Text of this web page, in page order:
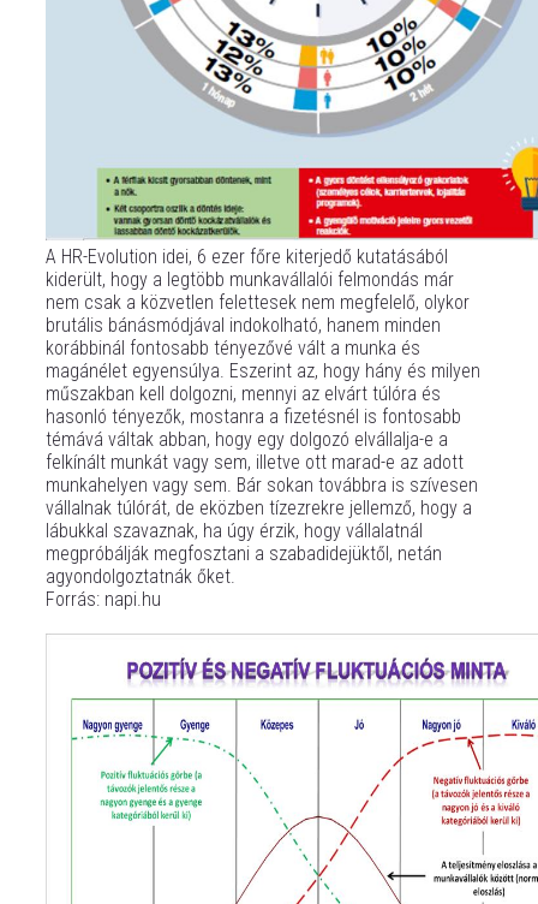
A HR-Evolution idei, 6 ezer főre kiterjedő kutatásából
kiderült, hogy a legtöbb munkavállalói felmondás már
nem csak a közvetlen felettesek nem megfelelő, olykor
brutális bánásmódjával indokolható, hanem minden
korábbinál fontosabb tényezővé vált a munka és
magánélet egyensúlya. Eszerint az, hogy hány és milyen
műszakban kell dolgozni, mennyi az elvárt túlóra és
hasonló tényezők, mostanra a fizetésnél is fontosabb
témává váltak abban, hogy egy dolgozó elvállalja-e a
felkínált munkát vagy sem, illetve ott marad-e az adott
munkahelyen vagy sem. Bár sokan továbbra is szívesen
vállalnak túlórát, de eközben tízezrekre jellemző, hogy a
lábukkal szavaznak, ha úgy érzik, hogy vállalatnál
megpróbálják megfosztani a szabadidejüktől, netán
agyondolgoztatnák őket.
Forrás: napi.hu